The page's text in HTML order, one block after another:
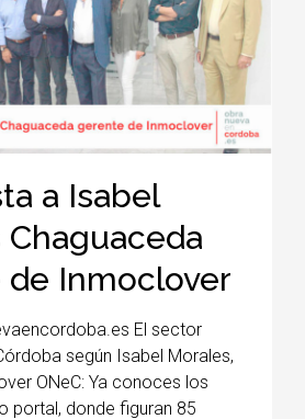
a Isabel
Chaguaceda
Inmoclover
El sector
según Isabel Morales,
ONeC: Ya conoces los
portal, donde figuran 85